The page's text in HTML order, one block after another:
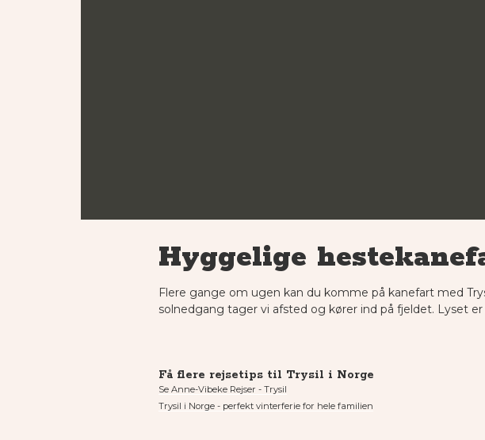
Hyggelige
Flere gange om ugen kan du komme på kanefart med
solnedgang tager vi afsted og kører ind på fjeldet. Lyset
Få flere rejsetips til Trysil i Norge
Se Anne-Vibeke Rejser - Trysil
Trysil i Norge - perfekt vinterferie for hele familien